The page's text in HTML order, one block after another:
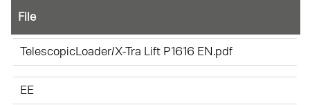
File
TelescopicLoader/X-Tra Lift P1616 EN.pdf
EE